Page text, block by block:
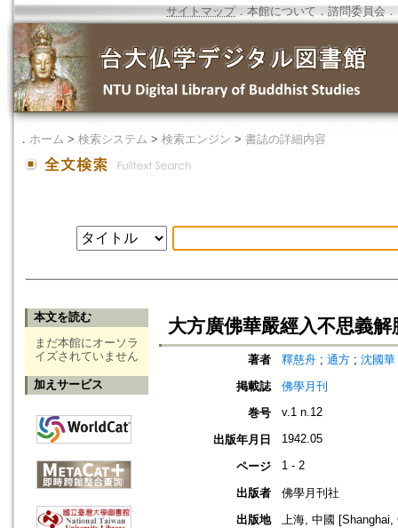
サイトマップ．本館について ． 諮問委員会 ．
． ホーム > 検索システム > 検索エンジン > 書誌の詳細内容
本文を読む
まだ本館にオーソラ
イズされていません
加えサービス
大方廣佛華嚴經入不思義
著者 釋慈舟 ; 通方 ; 沈國華
掲載誌
佛學月刊
巻号
v.1 n.12
出版年月日 1942.05
ページ 1 - 2
出版者
佛學月刊社
出版地
上海, 中國 [Shanghai,